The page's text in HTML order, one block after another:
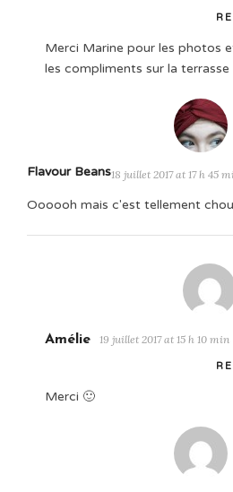
Merci Marine pour les photos
les compliments sur la terrasse
Flavour Beans18 juillet 2017 at 17 h 45
Oooooh mais c'est tellement
Amélie 19 juillet 2017 at 15 h 10 min
Merci 🙂